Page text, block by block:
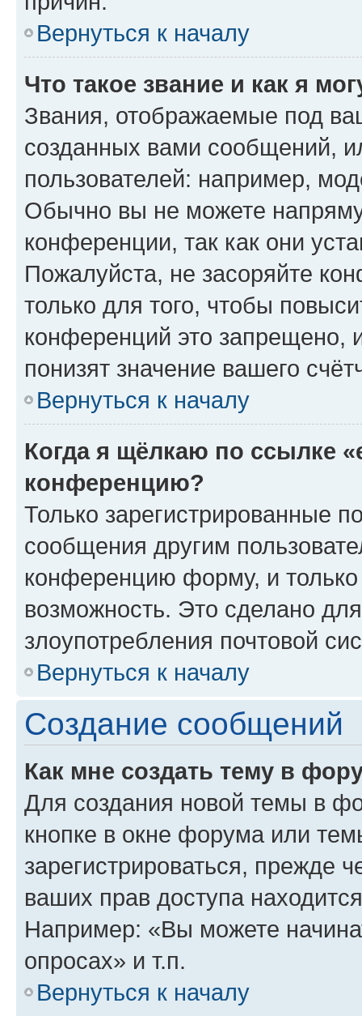
Вернуться к началу
Что такое звание и как я
Звания, отображаемые под
созданных вами сообщений,
пользователей: например,
Обычно вы не можете
конференции, так как они
Пожалуйста, не засоряйте
только для того, чтобы
конференций это запрещено,
понизят значение вашего
Вернуться к началу
Когда я щёлкаю по ссылке
конференцию?
Только зарегистрированные
сообщения другим
конференцию форму, и
возможность. Это сделано
злоупотребления почтовой
Вернуться к началу
Создание сообщений
Как мне создать тему в
Для создания новой темы в
кнопке в окне форума или
зарегистрироваться, прежде
ваших прав доступа
Например: «Вы можете
опросах» и т.п.
Вернуться к началу